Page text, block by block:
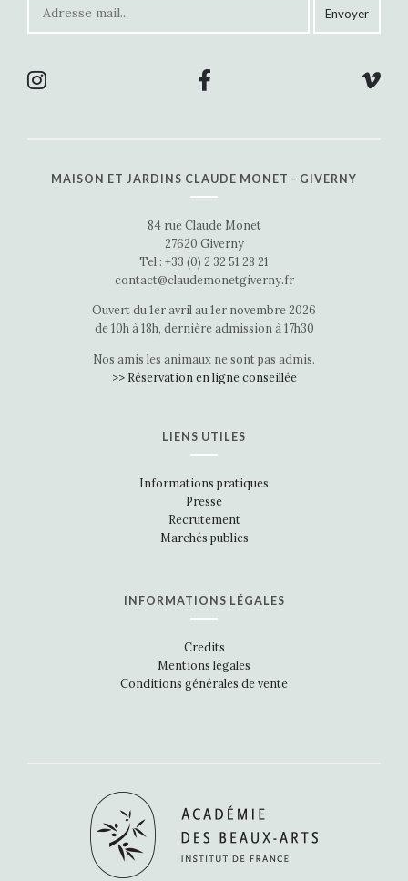
MAISON ET JARDINS CLAUDE MONET - GIVERNY
84 rue Claude Monet
27620 Giverny
Tel : +33 (0) 2 32 51 28 21
contact@claudemonetgiverny.fr
Ouvert du 1er avril au 1er novembre 2026
de 10h à 18h, dernière admission à 17h30
Nos amis les animaux ne sont pas admis.
>> Réservation en ligne conseillée
LIENS UTILES
Informations pratiques
Presse
Recrutement
Marchés publics
INFORMATIONS LÉGALES
Credits
Mentions légales
Conditions générales de vente